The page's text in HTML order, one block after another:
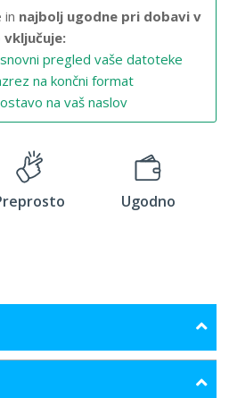
in najbolj ugodne pri dobavi v
vključuje:
pregled vaše datoteke
na končni format
na vaš naslov
Ugodno